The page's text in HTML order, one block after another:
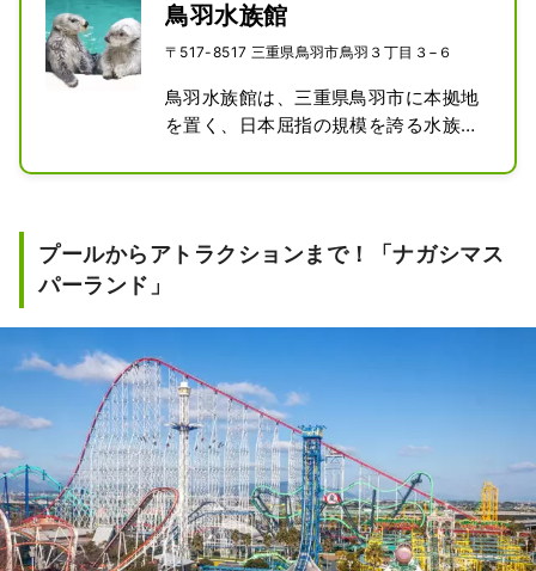
鳥羽水族館
〒517-8517 三重県鳥羽市鳥羽３丁目３−６
鳥羽水族館は、三重県鳥羽市に本拠地
を置く、日本屈指の規模を誇る水族館
数は約1,200種で、日本国内では最大
きものが飼育・展示されている。全長
プールからアトラクションまで！「ナガシマス
パーランド」